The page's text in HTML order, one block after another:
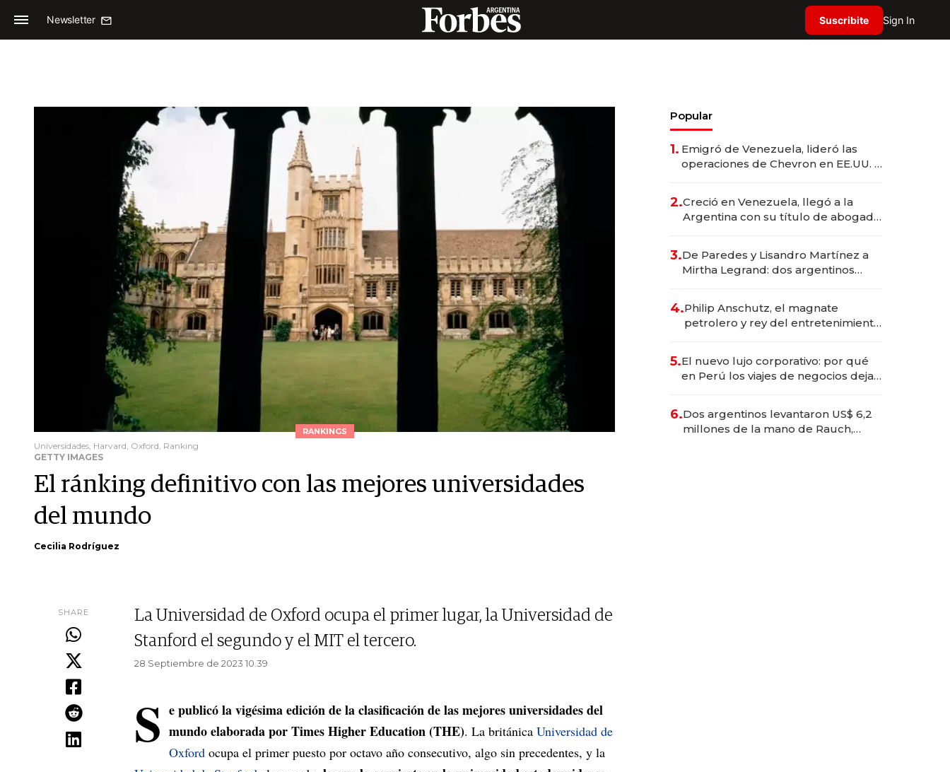
Newsletter Suscribite Sign In
RANKINGS
Universidades, Harvard, Oxford, Ranking
GETTY IMAGES
El ránking definitivo con las mejores universidades
del mundo
Cecilia Rodríguez
SHARE
La Universidad de Oxford ocupa el primer lugar, la Universidad de
Stanford el segundo y el MIT el tercero.
28 Septiembre de 2023 10.39
S e publicó la vigésima edición de la clasificación de las mejores universidades del
mundo elaborada por Times Higher Education (THE). La británica Universidad de
Oxford ocupa el primer puesto por octavo año consecutivo, algo sin precedentes, y la
Popular
1. Emigró de Venezuela, lideró las
operaciones de Chevron en EE.UU. y
2.Creció en Venezuela, llegó a la
Argentina con su título de abogado
marcas "fast premium"
3.De Paredes y Lisandro Martínez a
Mirtha Legrand: dos argentinos
4.Philip Anschutz, el magnate
petrolero y rey del entretenimiento
5.El nuevo lujo corporativo: por qué
en Perú los viajes de negocios dejan
en experiencias transformadoras
6.Dos argentinos levantaron US$ 6,2
millones de la mano de Rauch,